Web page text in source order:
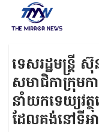
ទេសរដ្ឋមន្ត្
សមាជិកាក្រុមក
នាំយកទេយ្យវត្
ដែលគង់នៅទីអ